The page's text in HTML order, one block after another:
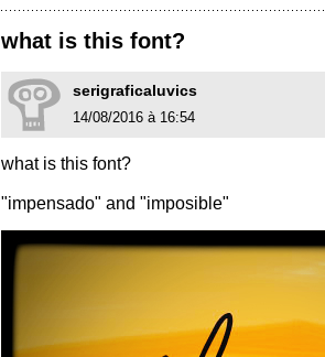
what is this font?
serigraficaluvics
14/08/2016 à 16:54
what is this font?
"impensado" and "imposible"